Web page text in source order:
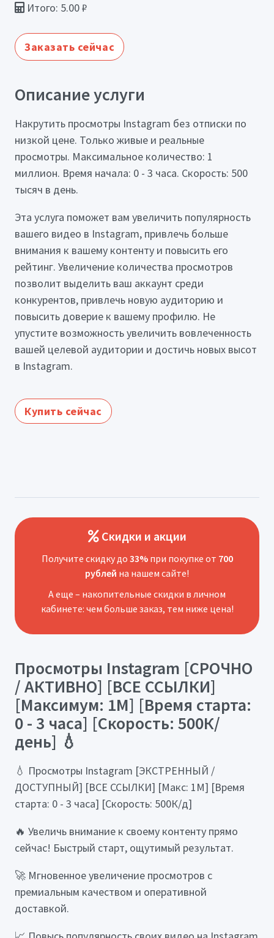
Итого: 5.00₽
Заказать сейчас
Описание услуги
Накрутить просмотры Instagram без отписки по
низкой цене. Только живые и реальные
просмотры. Максимальное количество: 1
миллион. Время начала: 0 - 3 часа. Скорость: 500
тысяч в день.
Эта услуга поможет вам увеличить популярность
вашего видео в Instagram, привлечь больше
внимания к вашему контенту и повысить его
рейтинг. Увеличение количества просмотров
позволит выделить ваш аккаунт среди
конкурентов, привлечь новую аудиторию и
повысить доверие к вашему профилю. Не
упустите возможность увеличить вовлеченность
вашей целевой аудитории и достичь новых высот
в Instagram.
Купить сейчас
Скидки и акции
Получите скидку до 33%при покупке от 700
рублей на нашем сайте!
А еще – накопительные скидки в личном
кабинете: чем больше заказ, тем ниже цена!
Просмотры Instagram [СРОЧНО
/ АКТИВНО] [ВСЕ ССЫЛКИ]
[Максимум: 1М] [Время старта:
0 - 3 часа] [Скорость: 500К/
день] 💧
💧 Просмотры Instagram [ЭКСТРЕННЫЙ /
ДОСТУПНЫЙ] [ВСЕ ССЫЛКИ] [Макс: 1М] [Время
старта: 0 - 3 часа] [Скорость: 500К/д]
🔥 Увеличь внимание к своему контенту прямо
сейчас! Быстрый старт, ощутимый результат.
🚀 Мгновенное увеличение просмотров с
премиальным качеством и оперативной
доставкой.